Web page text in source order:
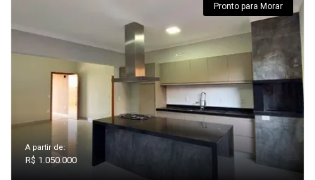
Pronto para Morar
A partir de:
R$ 1.050.000